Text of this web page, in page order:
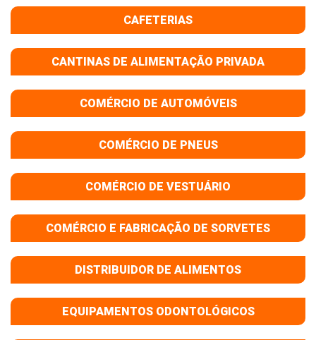
CAFETERIAS
CANTINAS DE ALIMENTAÇÃO PRIVADA
COMÉRCIO DE AUTOMÓVEIS
COMÉRCIO DE PNEUS
COMÉRCIO DE VESTUÁRIO
COMÉRCIO E FABRICAÇÃO DE SORVETES
DISTRIBUIDOR DE ALIMENTOS
EQUIPAMENTOS ODONTOLÓGICOS